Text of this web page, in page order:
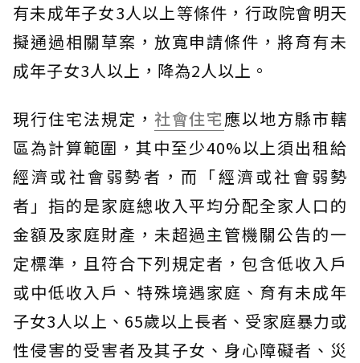
有未成年子女3人以上等條件，行政院會明天
擬通過相關草案，放寬申請條件，將育有未
成年子女3人以上，降為2人以上。
現行住宅法規定， 社會住宅應以地方縣市轄
區為計算範圍，其中至少40%以上須出租給
經濟或社會弱勢者，而「經濟或社會弱勢
者」指的是家庭總收入平均分配全家人口的
金額及家庭財產，未超過主管機關公告的一
定標準，且符合下列規定者，包含低收入戶
或中低收入戶、特殊境遇家庭、育有未成年
子女3人以上、65歲以上長者、受家庭暴力或
性侵害的受害者及其子女、身心障礙者、災